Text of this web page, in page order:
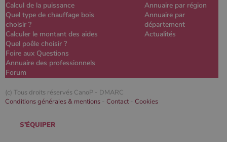
Calcul de la puissance
Quel type de chauffage bois
choisir ?
Calculer le montant des aides
Quel poêle choisir ?
Foire aux Questions
Annuaire des professionnels
Forum
Annuaire par région
Annuaire par
département
Actualités
(c) Tous droits réservés CanoP - DMARC
Conditions générales & mentions - Contact- Cookies
S'ÉQUIPER